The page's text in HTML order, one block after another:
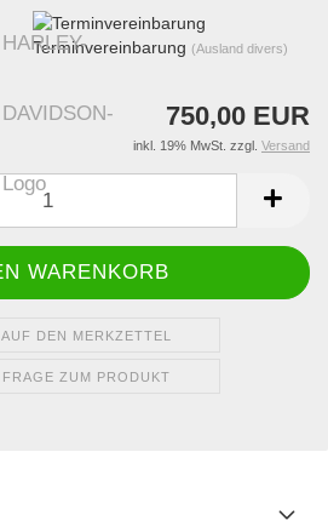
Terminvereinbarung (Ausland divers)
750,00 EUR
inkl. 19% MwSt. zzgl. Versand
AUF DEN MERKZETTEL
FRAGE ZUM PRODUKT